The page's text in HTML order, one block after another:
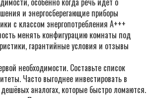
и энергосберегающие приборы
с классом энергопотребления A+++
менять конфигурацию комнаты под
гарантийные условия и отзывы
необходимости. Составьте список
Часто выгоднее инвестировать в
аналогах, которые быстро ломаются.